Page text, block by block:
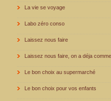
La vie se voyage
Labo zéro conso
Laissez nous faire
Laissez nous faire, on a déja
Le bon choix au supermarché
Le bon choix pour vos enfants